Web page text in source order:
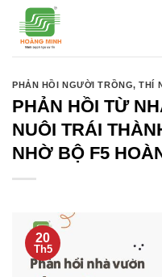
qua
PHẢN HỒI NGƯỜI TRỒNG,THÍ
PHẢN HỒI TỪ
NUÔI TRÁI
NHỜ BỘ F5
20
Th5